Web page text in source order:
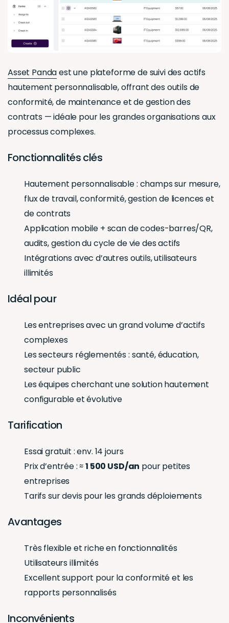
Asset Pandaest une plateforme de suivi des actifs
hautement personnalisable, offrant des outils de
conformité, de maintenance et de gestion des
contrats — idéale pour les grandes organisations aux
processus complexes.
Fonctionnalités clés
Hautement personnalisable : champs sur mesure,
flux de travail, conformité, gestion de licences et
de contrats
Application mobile + scan de codes-barres/QR,
audits, gestion du cycle de vie des actifs
Intégrations avec d’autres outils, utilisateurs
illimités
Idéal pour
Les entreprises avec un grand volume d’actifs
complexes
Les secteurs réglementés : santé, éducation,
secteur public
Les équipes cherchant une solution hautement
configurable et évolutive
Tarification
Essai gratuit : env. 14 jours
Prix d’entrée : ≈1 500 USD/an pour petites
entreprises
Tarifs sur devis pour les grands déploiements
Avantages
Très flexible et riche en fonctionnalités
Utilisateurs illimités
Excellent support pour la conformité et les
rapports personnalisés
Inconvénients